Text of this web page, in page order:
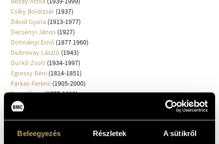
Beleegyezés Részletek A sütikről
Csíky Boldizsár (1937)
Dávid Gyula (1913-1977)
Decsényi János (1927)
Dohnányi Ernő (1877.1960)
Dubrovay László (1943)
Durkó Zsolt (1934-1997)
Egressy Béni (1814-1851)
Farkas Ferenc (1905-2000)
Fusz János(1777-1819)
Gárdonyi Zoltán
Horusitzky Zoltán
Huszár Lajos(1948)